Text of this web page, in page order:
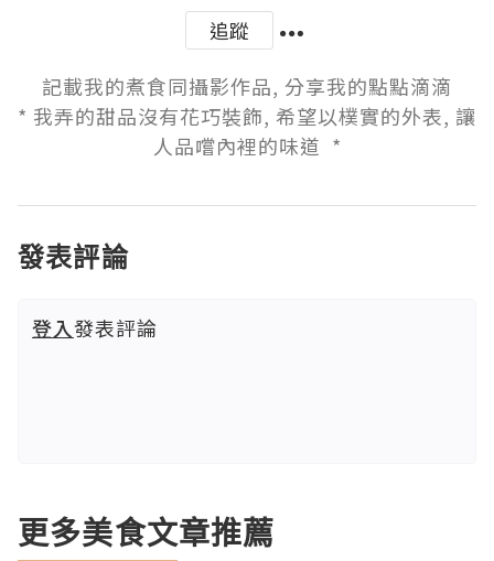
追蹤
記載我的煮食同攝影作品, 分享我的點點滴滴
* 我弄的甜品沒有花巧裝飾, 希望以樸實的外表, 讓
人品嚐內裡的味道  *
發表評論
登入發表評論
更多美食文章推薦